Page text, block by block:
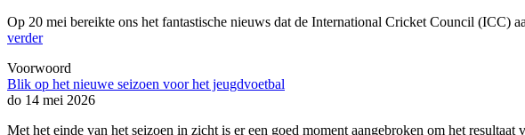
Op 20 mei bereikte ons het fantastische nieuws dat de International Cricket Council (ICC)
verder
Voorwoord
Blik op het nieuwe seizoen voor het jeugdvoetbal
do 14 mei 2026
Met het einde van het seizoen in zicht is er een goed moment aangebroken om het